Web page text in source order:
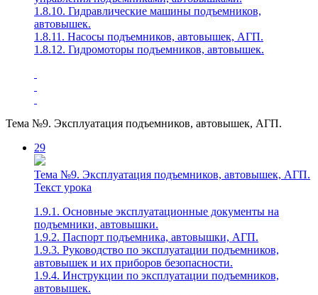
1.8.10. Гидравлические машины подъемников,
автовышек.
1.8.11. Насосы подъемников, автовышек, АГП.
1.8.12. Гидромоторы подъемников, автовышек.
Тема №9. Эксплуатация подъемников, автовышек, АГП.
29
Тема №9. Эксплуатация подъемников, автовышек, АГП.
Текст урока
1.9.1. Основные эксплуатационные документы на
подъемники, автовышки.
1.9.2. Паспорт подъемника, автовышки, АГП.
1.9.3. Руководство по эксплуатации подъемников,
автовышек и их приборов безопасности.
1.9.4. Инструкции по эксплуатации подъемников,
автовышек.